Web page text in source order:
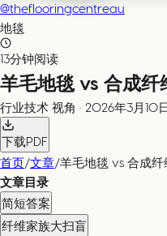
@theflooringcentreau
地毯
13分钟阅读
羊毛地毯 vs 合成纤
行业技术 视角 · 2026年3月10
下载PDF
首页/文章/羊毛地毯 vs 合成
文章目录
简短答案
纤维家族大扫盲